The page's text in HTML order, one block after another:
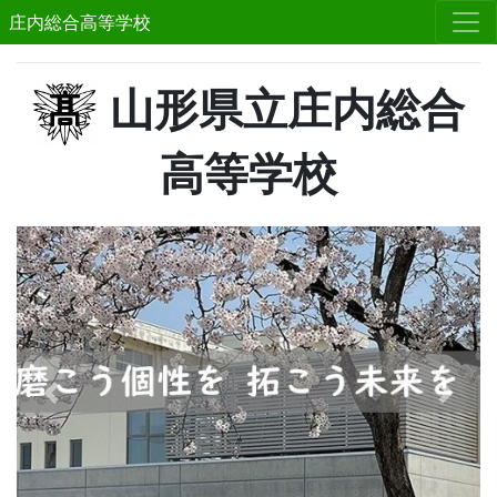
庄内総合高等学校
山形県立庄内総合
高等学校
Previous Next